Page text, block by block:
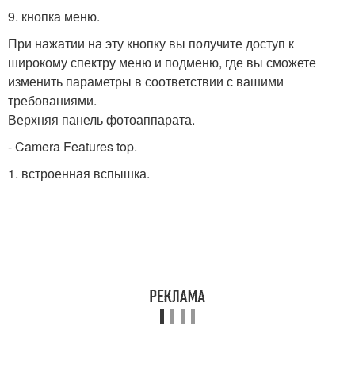
9. кнопка меню.
При нажатии на эту кнопку вы получите доступ к
широкому спектру меню и подменю, где вы сможете
изменить параметры в соответствии с вашими
требованиями.
Верхняя панель фотоаппарата.
- Camera Features top.
1. встроенная вспышка.